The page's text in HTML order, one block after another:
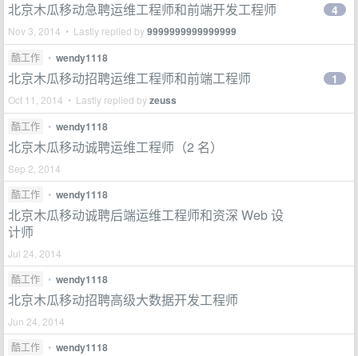
北京木瓜移动急聘运维工程师和前端开发工程师
Nov 3, 2014 • Lastly replied by9999999999999999
4
酷工作 • wendy1118
北京木瓜移动招聘运维工程师和前端工程师
Oct 11, 2014 • Lastly replied byzeuss
1
酷工作 • wendy1118
北京木瓜移动诚聘运维工程师（2 名）
Sep 2, 2014
酷工作
• wendy1118
北京木瓜移动诚聘后端运维工程师和资深 Web 设
计师
Jul 24, 2014
酷工作
• wendy1118
北京木瓜移动招聘高级大数据开发工程师
Jun 24, 2014
酷工作
• wendy1118